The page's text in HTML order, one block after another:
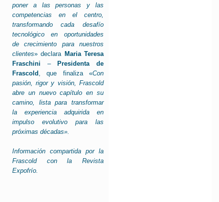
poner a las personas y las
competencias en el centro,
transformando cada desafío
tecnológico en oportunidades
de crecimiento para nuestros
clientes» declara Maria Teresa
Fraschini –
Presidenta de
Frascold , que finaliza «Con
pasión, rigor y visión, Frascold
abre un nuevo capítulo en su
camino, lista para transformar
la experiencia adquirida en
impulso evolutivo para las
próximas décadas».
Información compartida por la
Frascold con la Revista
Expofrío.